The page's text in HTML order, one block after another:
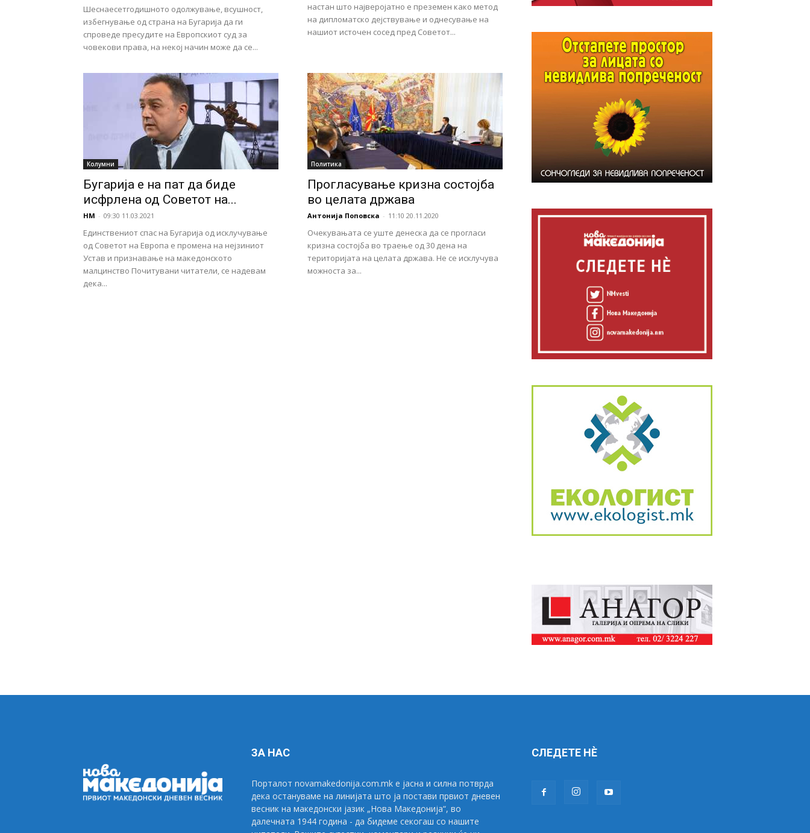
Шеснаесетгодишното одолжување, всушност,
избегнување од страна на Бугарија да ги
спроведе пресудите на Европскиот суд за
човекови права, на некој начин може да се...
настан што најверојатно е преземен како метод
на дипломатско дејствување и однесување на
нашиот источен сосед пред Советот...
Колумни
Бугарија е на пат да биде
исфрлена од Советот на...
НМ - 09:30 11.03.2021
Единствениот спас на Бугарија од исклучување
од Советот на Европа е промена на нејзиниот
Устав и признавање на македонското
малцинство Почитувани читатели, се надевам
дека...
Политика
Прогласување кризна состојба
во целата држава
Антонија Поповска - 11:10 20.11.2020
Очекувањата се уште денеска да се прогласи
кризна состојба во траење од 30 дена на
територијата на целата држава. Не се исклучува
можноста за...
ЗА НАС
Порталот novamakedonija.com.mk е јасна и силна потврда
дека остануваме на линијата што ја постави првиот дневен
весник на македонски јазик „Нова Македонија“, во
далечната 1944 година - да бидеме секогаш со нашите
СЛЕДЕТЕ НÈ